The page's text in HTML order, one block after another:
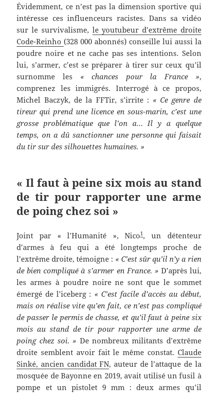
Évidemment, ce n’est pas la dimension sportive qui
intéresse ces influenceurs racistes. Dans sa vidéo
sur le survivalisme, le youtubeur d’extrême droite
Code-Reinho(328 000 abonnés) conseille lui aussi la
poudre noire et ne cache pas ses intentions. Selon
lui, s’armer, c’est se préparer à tirer sur ceux qu’il
surnomme les « chances pour la France »,
comprenez les immigrés. Interrogé à ce propos,
Michel Baczyk, de la FFTir, s’irrite : « Ce genre de
tireur qui prend une licence en sous-marin, c’est une
grosse problématique que l’on a… Il y a quelque
temps, on a dû sanctionner une personne qui faisait
du tir sur des silhouettes humaines. »
« Il faut à peine six mois au stand
de tir pour rapporter une arme
de poing chez soi »
Joint par « l’Humanité », Nico1, un détenteur
d’armes à feu qui a été longtemps proche de
l’extrême droite, témoigne : « C’est sûr qu’il n’y a rien
de bien compliqué à s’armer en France. » D’après lui,
les armes à poudre noire ne sont que le sommet
émergé de l’iceberg : « C’est facile d’accès au début,
mais on réalise vite qu’en fait, ce n’est pas compliqué
de passer le permis de chasse, et qu’il faut à peine six
mois au stand de tir pour rapporter une arme de
poing chez soi. » De nombreux militants d’extrême
droite semblent avoir fait le même constat. Claude
Sinké, ancien candidat FN, auteur de l’attaque de la
mosquée de Bayonne en 2019, avait utilisé un fusil à
pompe et un pistolet 9 mm : deux armes qu’il